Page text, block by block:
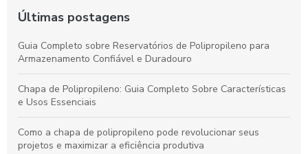
Últimas postagens
Guia Completo sobre Reservatórios de Polipropileno para
Armazenamento Confiável e Duradouro
Chapa de Polipropileno: Guia Completo Sobre Características
e Usos Essenciais
Como a chapa de polipropileno pode revolucionar seus
projetos e maximizar a eficiência produtiva